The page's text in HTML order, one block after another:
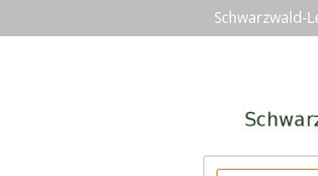
Schwarzwald-